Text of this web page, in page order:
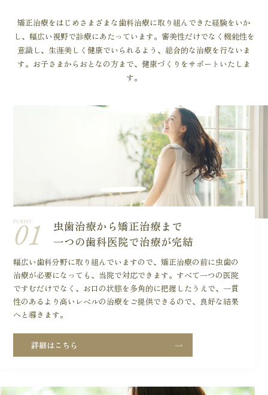
矯正治療をはじめさまざまな歯科治療に取り組んできた経験をいか
し、幅広い視野で診療にあたっています。 審美性だけでなく機能性を
意識し、生涯美しく健康でいられるよう、総合的な治療を行ないま
す。 お子さまからおとなの方まで、健康づくりをサポートいたしま
す。
POINT
01
虫歯治療から矯正治療まで
一つの歯科医院で治療が完結
幅広い歯科分野に取り組んでいますので、矯正治療の前に虫歯の
治療が必要になっても、当院で対応できます。すべて一つの医院
ですむだけでなく、お口の状態を多角的に把握したうえで、一貫
性のあるより高いレベルの治療をご提供できるので、良好な結果
へと導きます。
詳細はこちら